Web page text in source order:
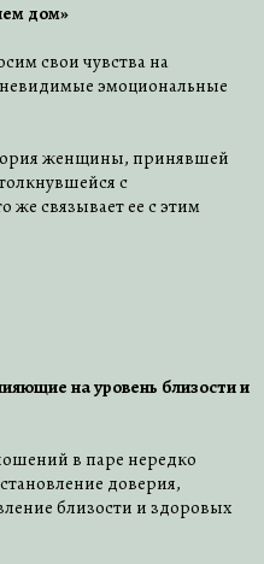
дом»
свои чувства на
эмоциональные
женщины, принявшей
с
связывает ее с этим
на уровень близости и
в паре нередко
доверия,
близости и здоровых